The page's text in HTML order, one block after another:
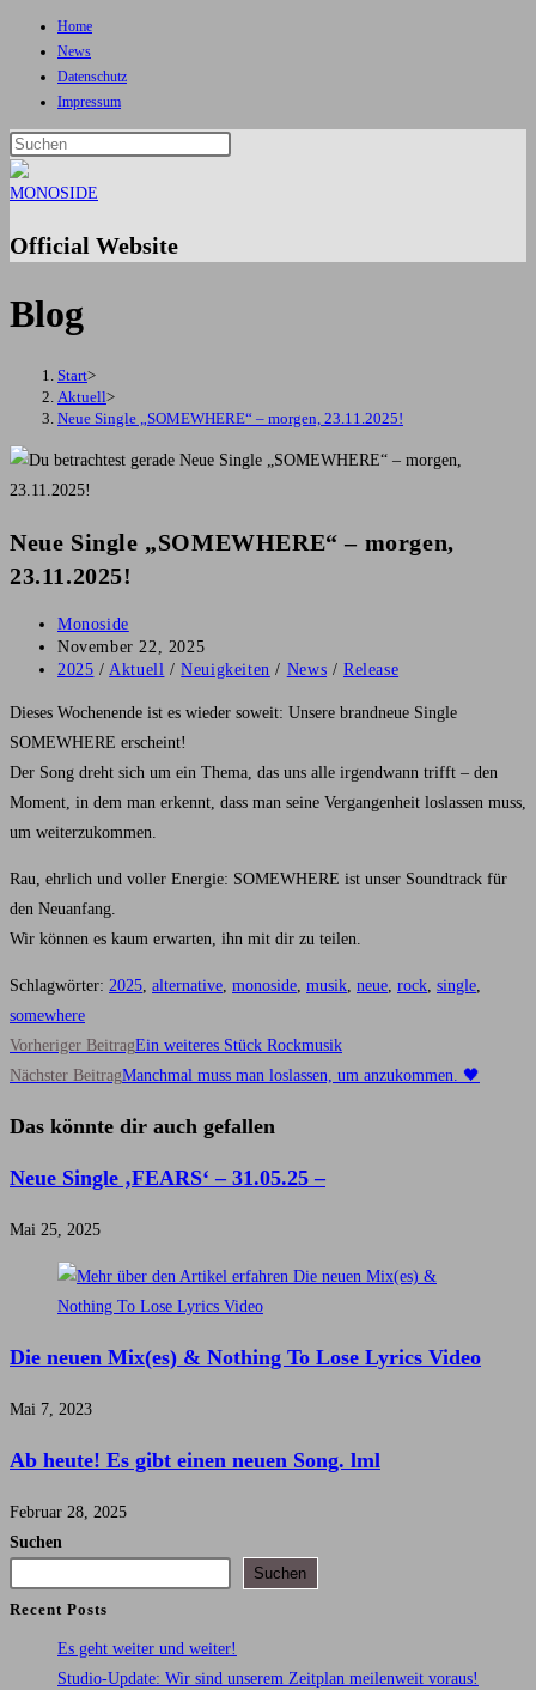
Inhalt
springen
Home
News
Datenschutz
Impressum
the
Official Website
Blog
Start>
Aktuell>
Neue Single „SOMEWHERE“ – morgen, 23.11.2025!
Neue Single „SOMEWHERE“ – morgen,
23.11.2025!
Beitrags-
Autor:
Monoside
Beitrag
veröffentlicht:
November 22, 2025
Beitrags-
2025 / Aktuell / Neuigkeiten / News / Release
Dieses Wochenende ist es wieder soweit: Unsere brandneue Single
SOMEWHERE erscheint!
Der Song dreht sich um ein Thema, das uns alle irgendwann trifft – den
Moment, in dem man erkennt, dass man seine Vergangenheit loslassen muss,
um weiterzukommen.
Rau, ehrlich und voller Energie: SOMEWHERE ist unser Soundtrack für
den Neuanfang.
Wir können es kaum erwarten, ihn mit dir zu teilen.
Schlagwörter: 2025 alternative monoside musik neue rock single
somewhere
Weitere
Artikel
ansehen
Vorheriger BeitragEin weiteres Stück Rockmusik
Nächster BeitragManchmal muss man loslassen, um anzukommen. 🖤
Das könnte dir auch gefallen
Neue Single ‚FEARS‘ – 31.05.25 –
Mai 25, 2025
Die neuen Mix(es) & Nothing To Lose Lyrics Video
Mai 7, 2023
Ab heute! Es gibt einen neuen Song. lml
Februar 28, 2025
Suchen
Suchen
Recent Posts
Es geht weiter und weiter!
Studio-Update: Wir sind unserem Zeitplan meilenweit voraus!